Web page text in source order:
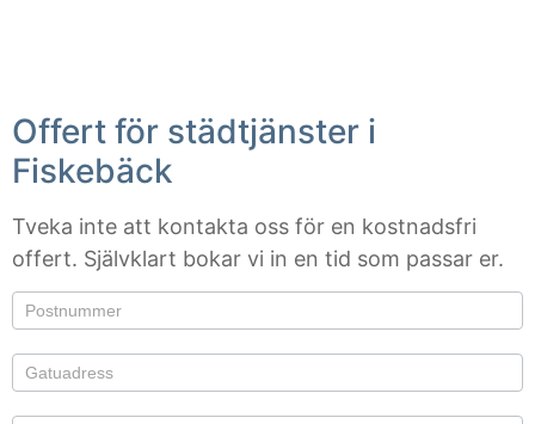
Offert för städtjänster i
Fiskebäck
Tveka inte att kontakta oss för en kostnadsfri
offert. Självklart bokar vi in en tid som passar er.
Offert
Om du är
mänsklig,
det här
fältet
tomt.